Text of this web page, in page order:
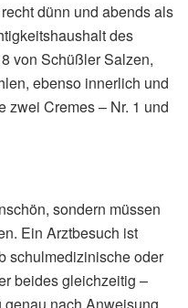
dünn und abends als
des
von Schüßler Salzen,
ebenso innerlich und
zwei Cremes – Nr. 1 und
sondern müssen
Ein Arztbesuch ist
schulmedizinische oder
beides gleichzeitig –